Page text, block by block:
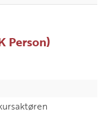
Person)